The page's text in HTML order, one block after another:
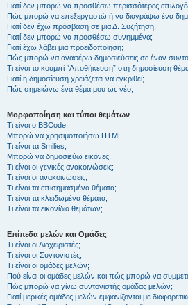
Γιατί δεν μπορώ να προσθέσω περισσότερες
Πώς μπορώ να επεξεργαστώ ή να διαγράψω ένα
Γιατί δεν έχω πρόσβαση σε μια Δ. Συζήτηση;
Γιατί δεν μπορώ να προσθέσω συνημμένα;
Γιατί έχω λάβει μια προειδοποίηση;
Πώς μπορώ να αναφέρω δημοσιεύσεις σε έναν
Τι είναι το κουμπί “Αποθήκευση” στη δημοσίευση
Γιατί η δημοσίευση χρειάζεται να εγκριθεί;
Πώς σημειώνω ένα θέμα μου ως νέο;
Μορφοποίηση και τύποι θεμάτων
Τι είναι ο BBCode;
Μπορώ να χρησιμοποιήσω HTML;
Τι είναι τα Smilies;
Μπορώ να δημοσιεύω εικόνες;
Τι είναι οι γενικές ανακοινώσεις;
Τι είναι οι ανακοινώσεις;
Τι είναι τα επισημασμένα θέματα;
Τι είναι τα κλειδωμένα θέματα;
Τι είναι τα εικονίδια θεμάτων;
Επίπεδα μελών και Ομάδες
Τι είναι οι Διαχειριστές;
Τι είναι οι Συντονιστές;
Τι είναι οι ομάδες μελών;
Πού είναι οι ομάδες μελών και πώς μπορώ να
Πώς μπορώ να γίνω συντονιστής ομάδας μελών;
Γιατί μερικές ομάδες μελών εμφανίζονται με